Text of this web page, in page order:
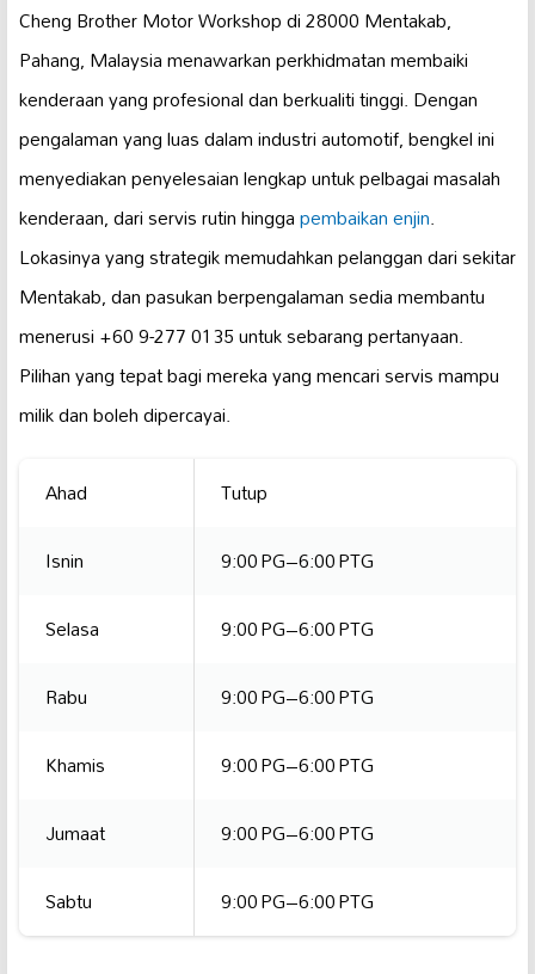
Cheng Brother Motor Workshop di 28000 Mentakab,
Pahang, Malaysia menawarkan perkhidmatan membaiki
kenderaan yang profesional dan berkualiti tinggi. Dengan
pengalaman yang luas dalam industri automotif, bengkel ini
menyediakan penyelesaian lengkap untuk pelbagai masalah
kenderaan, dari servis rutin hinggapembaikan enjin.
Lokasinya yang strategik memudahkan pelanggan dari sekitar
Mentakab, dan pasukan berpengalaman sedia membantu
menerusi +60 9-277 0135 untuk sebarang pertanyaan.
Pilihan yang tepat bagi mereka yang mencari servis mampu
milik dan boleh dipercayai.
Ahad
Tutup
Isnin
9:00 PG–6:00 PTG
Selasa
9:00 PG–6:00 PTG
Rabu
9:00 PG–6:00 PTG
Khamis
9:00 PG–6:00 PTG
Jumaat
9:00 PG–6:00 PTG
Sabtu
9:00 PG–6:00 PTG